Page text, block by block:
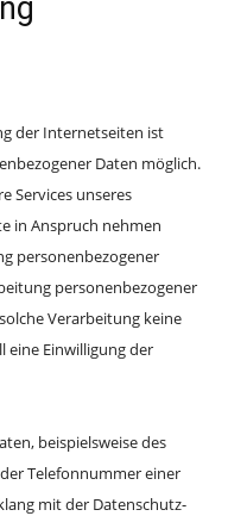
der Internetseiten ist
Daten möglich.
Services unseres
in Anspruch nehmen
personenbezogener
personenbezogener
Verarbeitung keine
eine Einwilligung der
beispielsweise des
Telefonnummer einer
mit der Datenschutz-